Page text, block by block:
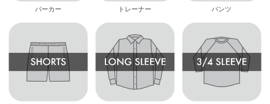
パーカー トレーナー パンツ